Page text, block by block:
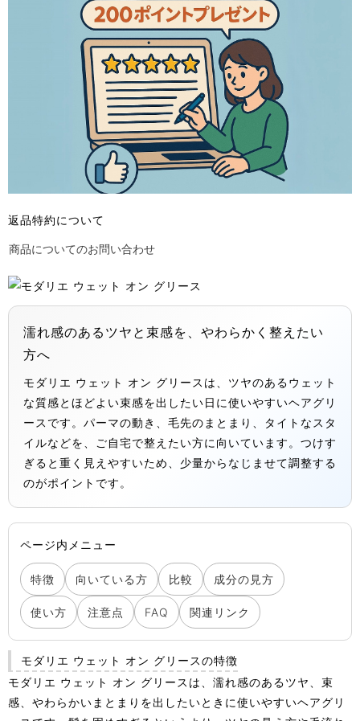
返品特約について
商品についてのお問い合わせ
濡れ感のあるツヤと束感を、やわらかく整えたい
方へ
モダリエ ウェット オン グリースは、ツヤのあるウェット
な質感とほどよい束感を出したい日に使いやすいヘアグリ
ースです。パーマの動き、毛先のまとまり、タイトなスタ
イルなどを、ご自宅で整えたい方に向いています。つけす
ぎると重く見えやすいため、少量からなじませて調整する
のがポイントです。
ページ内メニュー
特徴 向いている方 比較 成分の見方
使い方 注意点 FAQ 関連リンク
モダリエ ウェット オン グリースの特徴
モダリエ ウェット オン グリースは、濡れ感のあるツヤ、束
感、やわらかいまとまりを出したいときに使いやすいヘアグリ